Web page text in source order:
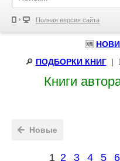
Полная версия сайта
🆕
🔎 ПОДБОРКИ КНИГ|
Книги
Новые
1 2 3 4 5 6